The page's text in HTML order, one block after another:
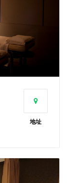
地址